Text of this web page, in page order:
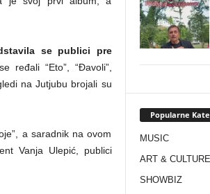
se publici pre
ređali “Eto”, “Đavoli”,
na Jutjubu brojali su
a saradnik na ovom
Vanja Ulepić, publici
Popularne
MUSIC
ART & CULTURE
SHOWBIZ